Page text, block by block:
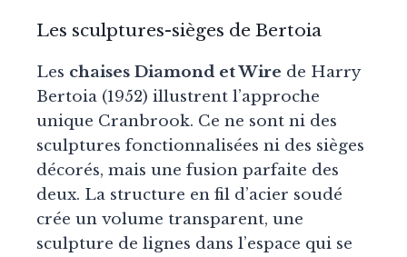
Les sculptures-sièges de Bertoia
Les chaises Diamond et Wire de Harry
Bertoia (1952) illustrent l’approche
unique Cranbrook. Ce ne sont ni des
sculptures fonctionnalisées ni des sièges
décorés, mais une fusion parfaite des
deux. La structure en fil d’acier soudé
crée un volume transparent, une
sculpture de lignes dans l’espace qui se